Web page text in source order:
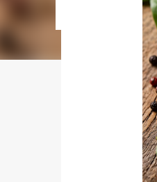
cotture da 5